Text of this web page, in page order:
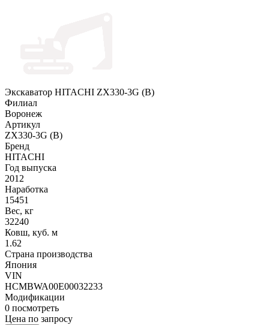
Экскаватор HITACHI ZX330-3G (B)
Филиал
Воронеж
Артикул
ZX330-3G (B)
Бренд
HITACHI
Год выпуска
2012
Наработка
15451
Вес, кг
32240
Ковш, куб. м
1.62
Страна производства
Япония
VIN
HCMBWA00E00032233
Модификации
0 посмотреть
Цена по запросу